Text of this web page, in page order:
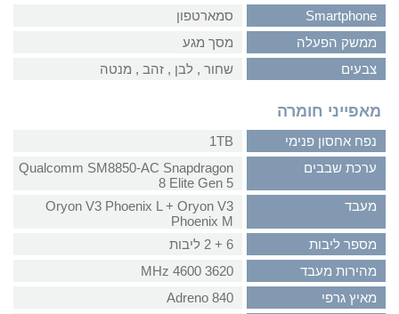
Smartphone
סמארטפון
ממשק הפעלה
מסך מגע
צבעים
שחור‏ , ‏לבן‏ , ‏זהב‏ , ‏מנטה
מאפייני חומרה
נפח אחסון פנימי
1TB
ערכת שבבים
Qualcomm SM8850-AC Snapdragon
8 Elite Gen 5
מעבד
Oryon V3 Phoenix L + Oryon V3
Phoenix M
מספר ליבות
6 + 2 ליבות
מהירות מעבד
3620 4600 MHz
מאיץ גרפי
Adreno 840